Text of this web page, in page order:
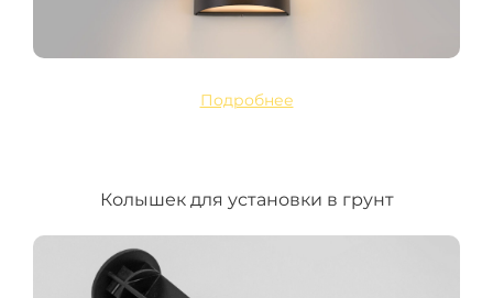
Подробнее
Колышек для установки в грунт